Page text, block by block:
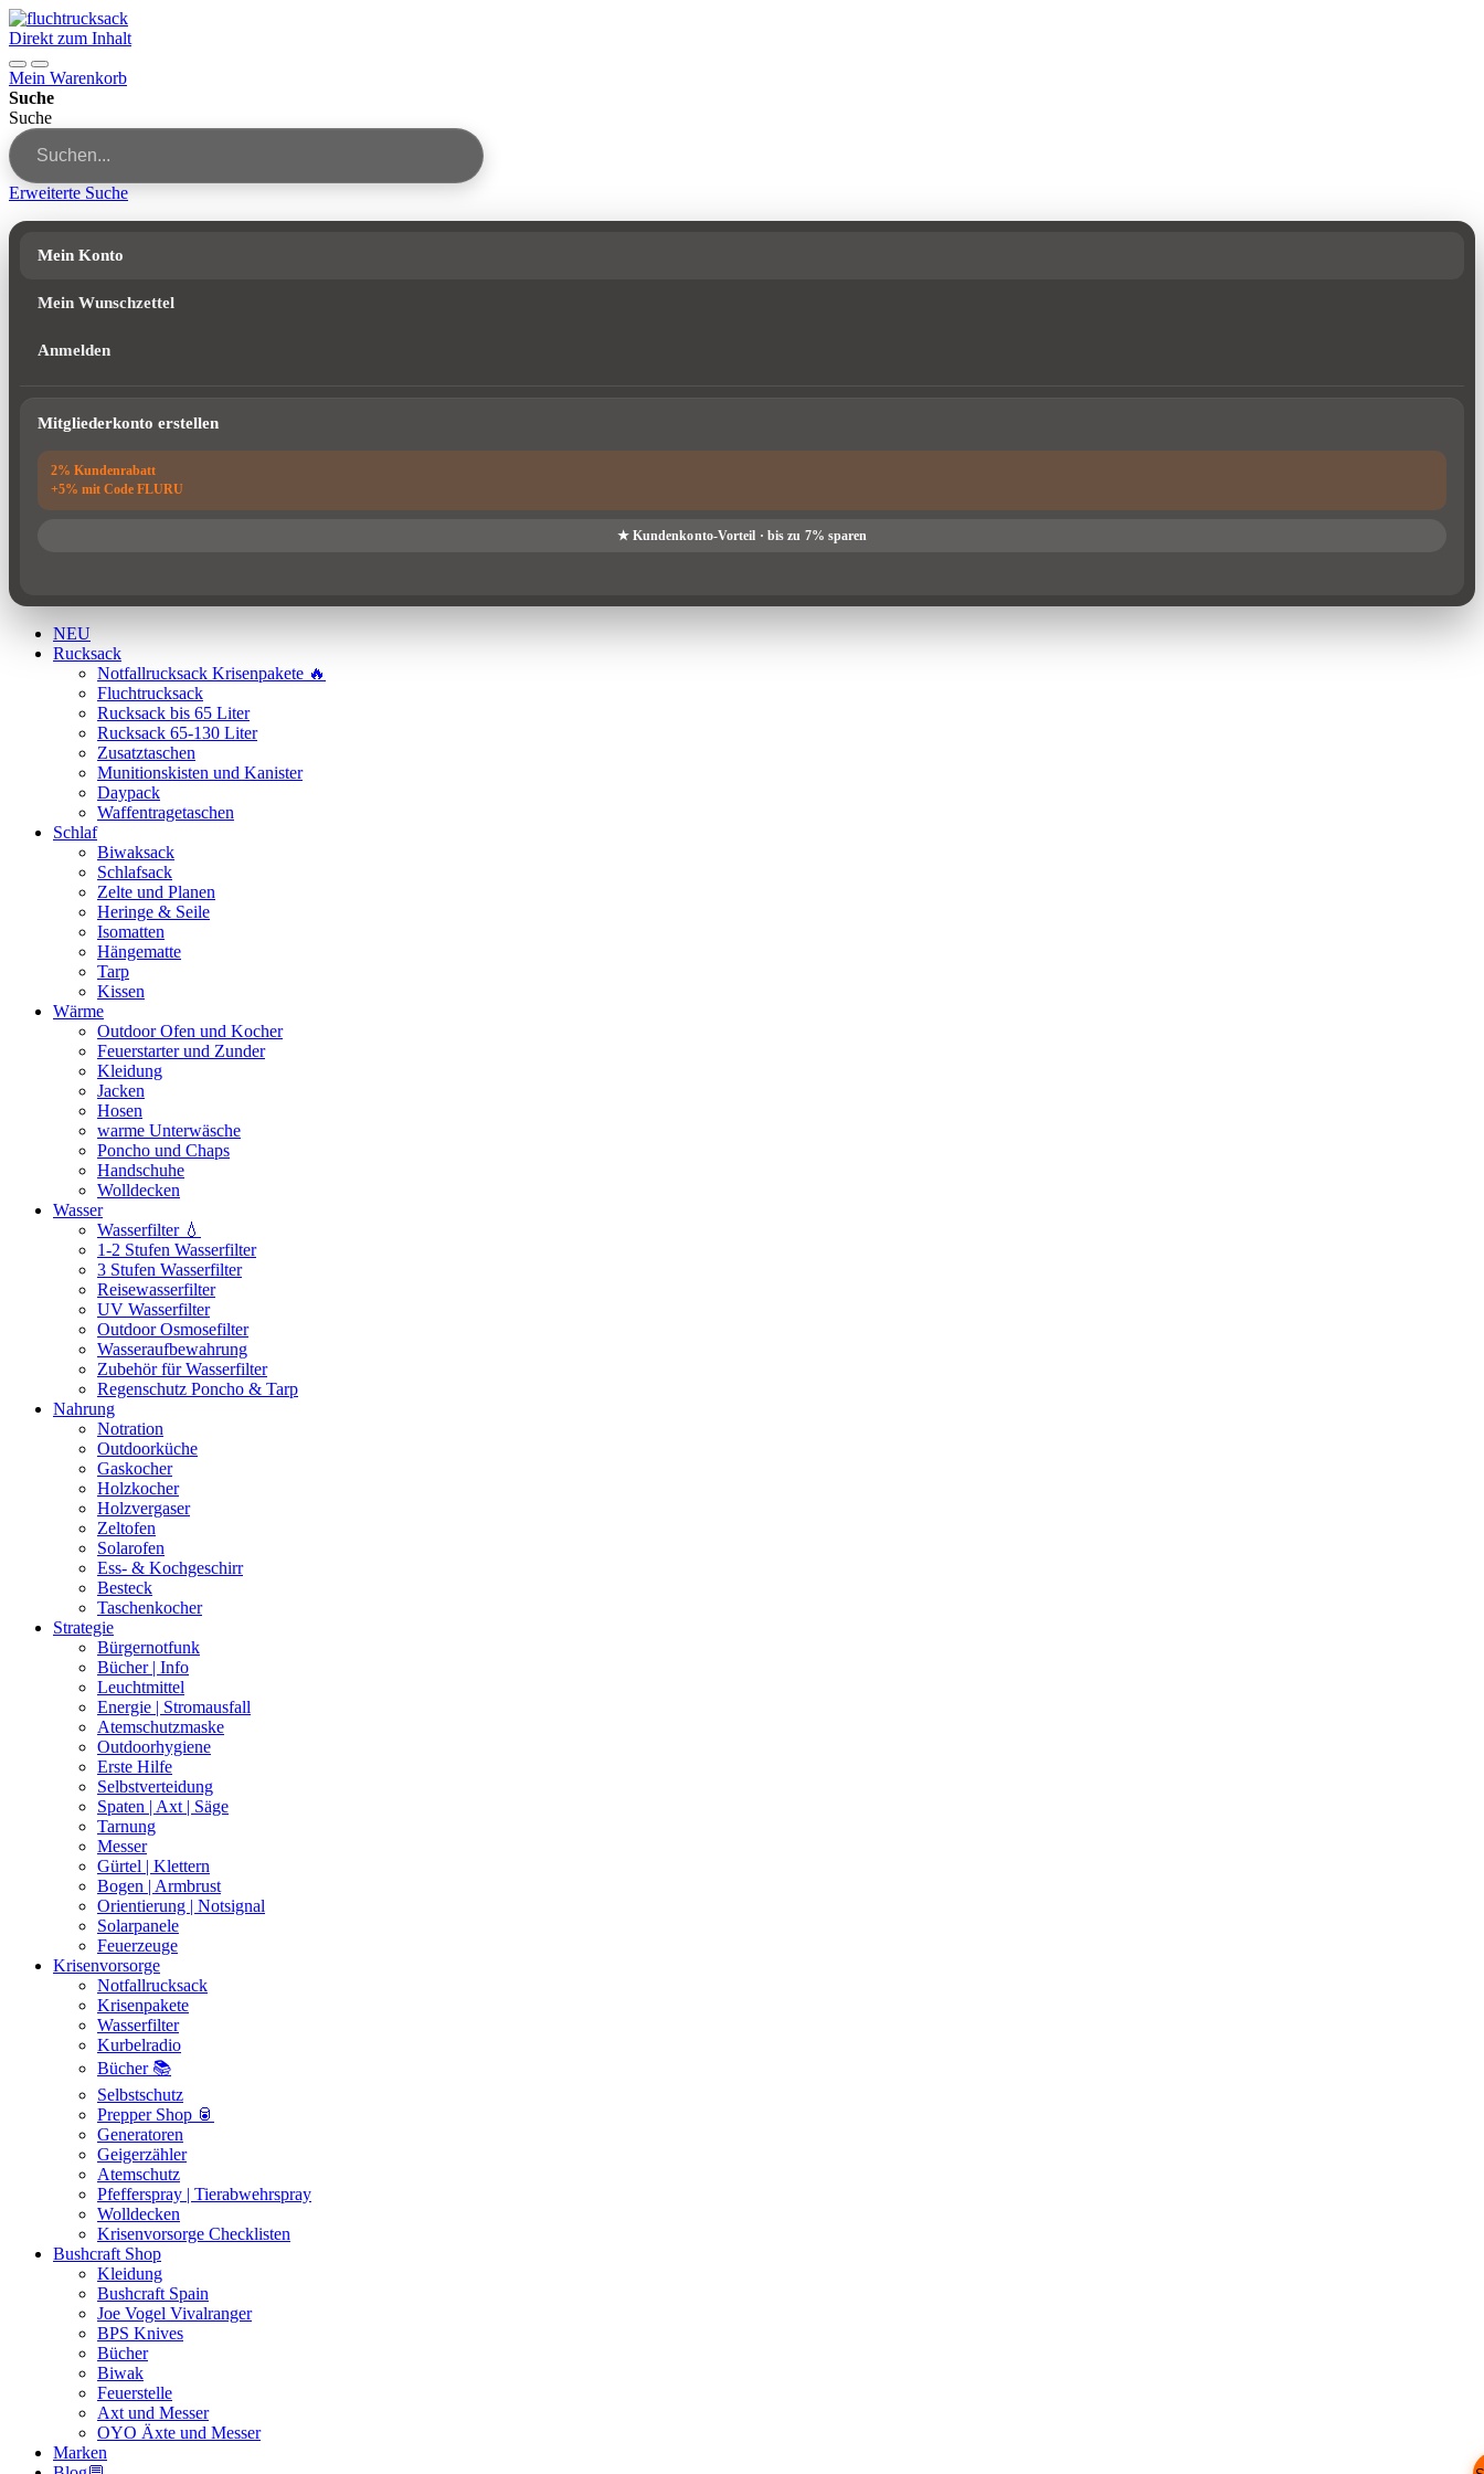
Direkt zum Inhalt
Mein Warenkorb
Suche
Suche
Erweiterte Suche
Mein Konto
Mein Wunschzettel
Anmelden
Mitgliederkonto erstellen
NEU
Rucksack
Notfallrucksack Krisenpakete 🔥
Fluchtrucksack
Rucksack bis 65 Liter
Rucksack 65-130 Liter
Zusatztaschen
Munitionskisten und Kanister
Daypack
Waffentragetaschen
Schlaf
Biwaksack
Schlafsack
Zelte und Planen
Heringe & Seile
Isomatten
Hängematte
Tarp
Kissen
Wärme
Outdoor Ofen und Kocher
Feuerstarter und Zunder
Kleidung
Jacken
Hosen
warme Unterwäsche
Poncho und Chaps
Handschuhe
Wolldecken
Wasser
Wasserfilter 💧
1-2 Stufen Wasserfilter
3 Stufen Wasserfilter
Reisewasserfilter
UV Wasserfilter
Outdoor Osmosefilter
Wasseraufbewahrung
Zubehör für Wasserfilter
Regenschutz Poncho & Tarp
Nahrung
Notration
Outdoorküche
Gaskocher
Holzkocher
Holzvergaser
Zeltofen
Solarofen
Ess- & Kochgeschirr
Besteck
Taschenkocher
Strategie
Bürgernotfunk
Bücher | Info
Leuchtmittel
Energie | Stromausfall
Atemschutzmaske
Outdoorhygiene
Erste Hilfe
Selbstverteidung
Spaten | Axt | Säge
Tarnung
Messer
Gürtel | Klettern
Bogen | Armbrust
Orientierung | Notsignal
Solarpanele
Feuerzeuge
Krisenvorsorge
Notfallrucksack
Krisenpakete
Wasserfilter
Kurbelradio
Bücher 📚
Selbstschutz
Prepper Shop 🥫
Generatoren
Geigerzähler
Atemschutz
Pfefferspray | Tierabwehrspray
Wolldecken
Krisenvorsorge Checklisten
Bushcraft Shop
Kleidung
Bushcraft Spain
Joe Vogel Vivalranger
BPS Knives
Bücher
Biwak
Feuerstelle
Axt und Messer
OYO Äxte und Messer
Marken